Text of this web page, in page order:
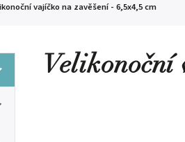
vajíčko na zavěšení - 6,5x4,5 cm
Velikonoční